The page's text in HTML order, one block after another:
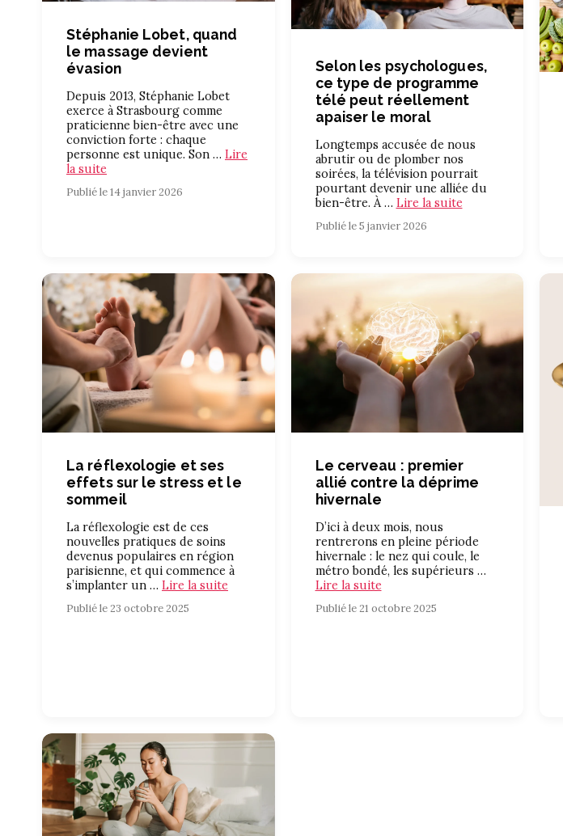
Stéphanie Lobet, quand
le massage devient
évasion
Depuis 2013, Stéphanie Lobet
exerce à Strasbourg comme
praticienne bien-être avec une
conviction forte : chaque
personne est unique. Son … Lire
la suite
Publié le 14 janvier 2026
Selon les psychologues,
ce type de programme
télé peut réellement
apaiser le moral
Longtemps accusée de nous
abrutir ou de plomber nos
soirées, la télévision pourrait
pourtant devenir une alliée du
bien-être. À … Lire la suite
Publié le 5 janvier 2026
La réflexologie et ses
effets sur le stress et le
sommeil
La réflexologie est de ces
nouvelles pratiques de soins
devenus populaires en région
parisienne, et qui commence à
s’implanter un … Lire la suite
Publié le 23 octobre 2025
Le cerveau : premier
allié contre la déprime
hivernale
D’ici à deux mois, nous
rentrerons en pleine période
hivernale : le nez qui coule, le
métro bondé, les supérieurs …
Lire la suite
Publié le 21 octobre 2025